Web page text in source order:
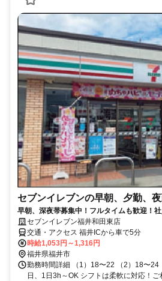
セブンイレブンの早朝、夕勤、
早朝、深夜帯募集中！フルタイムも歓迎！
セブンイレブン福井和田東店
交通・アクセス 福井ICから車で5分
時給1,053円～1,316円
福井県福井市
勤務時間詳細 （1）18〜22 （2）18〜24
日、1日3h～OK シフトは柔軟に対応！ご